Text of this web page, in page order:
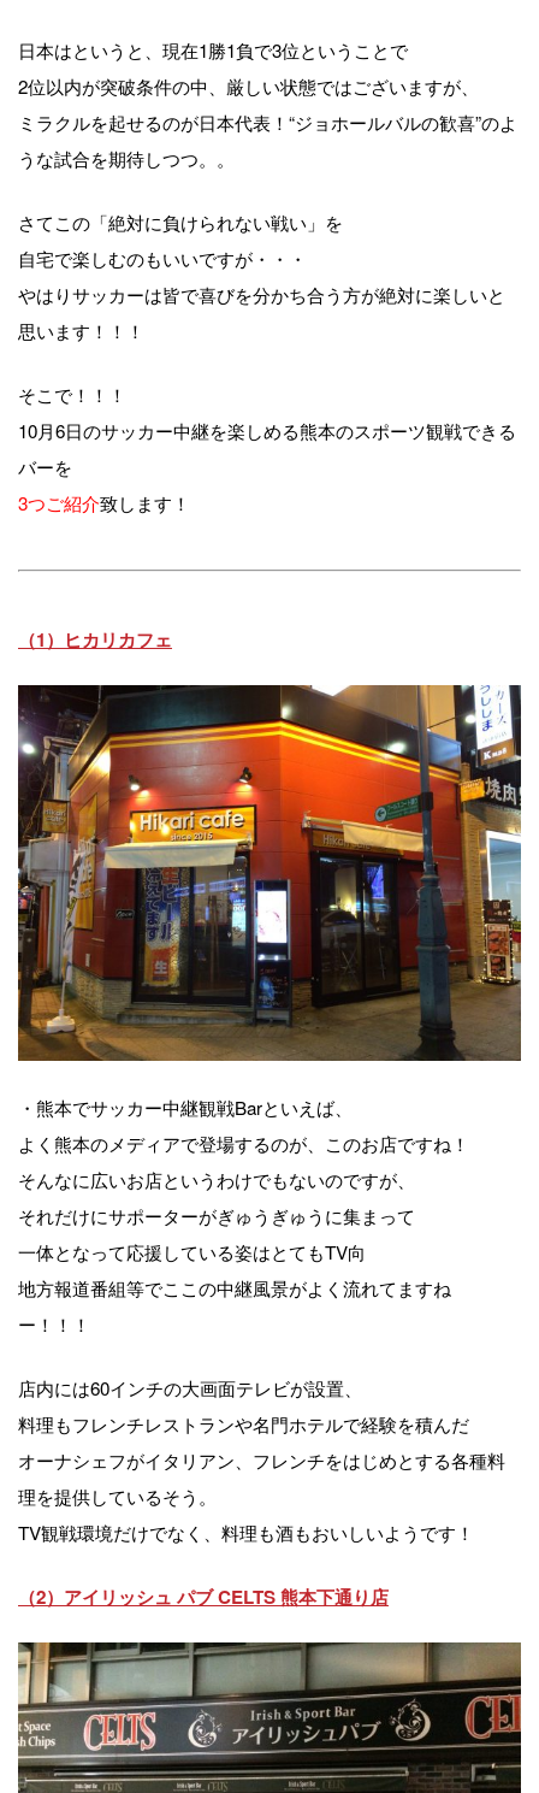
日本はというと、現在1勝1負で3位ということで
2位以内が突破条件の中、厳しい状態ではございますが、
ミラクルを起せるのが日本代表！“ジョホールバルの歓喜”のよ
うな試合を期待しつつ。。
さてこの「絶対に負けられない戦い」を
自宅で楽しむのもいいですが・・・
やはりサッカーは皆で喜びを分かち合う方が絶対に楽しいと
思います！！！
そこで！！！
10月6日のサッカー中継を楽しめる熊本のスポーツ観戦できる
バーを
3つご紹介致します！
（1）ヒカリカフェ
・熊本でサッカー中継観戦Barといえば、
よく熊本のメディアで登場するのが、このお店ですね！
そんなに広いお店というわけでもないのですが、
それだけにサポーターがぎゅうぎゅうに集まって
一体となって応援している姿はとてもTV向
地方報道番組等でここの中継風景がよく流れてますね
ー！！！
店内には60インチの大画面テレビが設置、
料理もフレンチレストランや名門ホテルで経験を積んだ
オーナシェフがイタリアン、フレンチをはじめとする各種料
理を提供しているそう。
TV観戦環境だけでなく、料理も酒もおいしいようです！
（2）アイリッシュ パブ CELTS 熊本下通り店